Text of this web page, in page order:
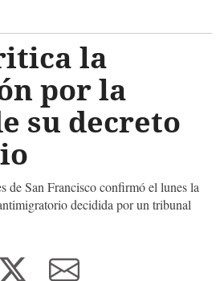
la
por la
su decreto
de San Francisco confirmó el lunes la
decidida por un tribunal